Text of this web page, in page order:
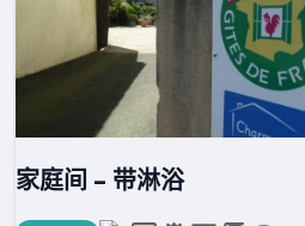
家庭间 - 带淋浴